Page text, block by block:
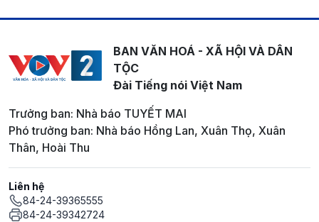
BAN VĂN HOÁ - XÃ HỘI VÀ DÂN
TỘC
Đài Tiếng nói Việt Nam
Trưởng ban: Nhà báo TUYẾT MAI
Phó trưởng ban: Nhà báo Hồng Lan, Xuân Thọ, Xuân
Thân, Hoài Thu
Liên hệ
84-24-39365555
84-24-39342724